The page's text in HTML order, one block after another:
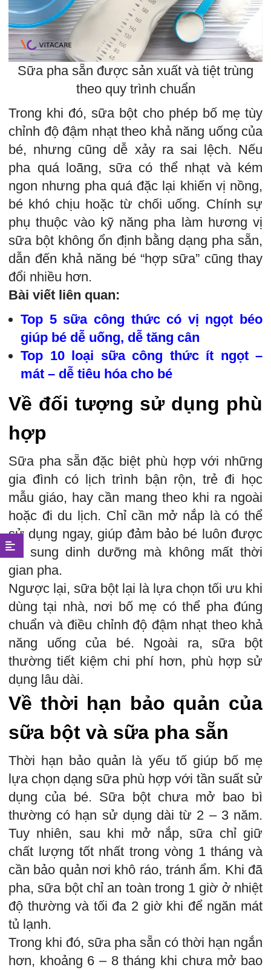
Sữa pha sẵn được sản xuất và tiệt trùng
theo quy trình chuẩn
Trong khi đó, sữa bột cho phép bố mẹ tùy
chỉnh độ đậm nhạt theo khả năng uống của
bé, nhưng cũng dễ xảy ra sai lệch. Nếu
pha quá loãng, sữa có thể nhạt và kém
ngon nhưng pha quá đặc lại khiến vị nồng,
bé khó chịu hoặc từ chối uống. Chính sự
phụ thuộc vào kỹ năng pha làm hương vị
sữa bột không ổn định bằng dạng pha sẵn,
dẫn đến khả năng bé “hợp sữa” cũng thay
đổi nhiều hơn.
Bài viết liên quan:
Top 5 sữa công thức có vị ngọt béo
giúp bé dễ uống, dễ tăng cân
Top 10 loại sữa công thức ít ngọt –
mát – dễ tiêu hóa cho bé
Về đối tượng sử dụng phù
hợp
Sữa pha sẵn đặc biệt phù hợp với những
gia đình có lịch trình bận rộn, trẻ đi học
mẫu giáo, hay cần mang theo khi ra ngoài
hoặc đi du lịch. Chỉ cần mở nắp là có thể
sử dụng ngay, giúp đảm bảo bé luôn được
bổ sung dinh dưỡng mà không mất thời
gian pha.
Ngược lại, sữa bột lại là lựa chọn tối ưu khi
dùng tại nhà, nơi bố mẹ có thể pha đúng
chuẩn và điều chỉnh độ đậm nhạt theo khả
năng uống của bé. Ngoài ra, sữa bột
thường tiết kiệm chi phí hơn, phù hợp sử
dụng lâu dài.
Về thời hạn bảo quản của
sữa bột và sữa pha sẵn
Thời hạn bảo quản là yếu tố giúp bố mẹ
lựa chọn dạng sữa phù hợp với tần suất sử
dụng của bé. Sữa bột chưa mở bao bì
thường có hạn sử dụng dài từ 2 – 3 năm.
Tuy nhiên, sau khi mở nắp, sữa chỉ giữ
chất lượng tốt nhất trong vòng 1 tháng và
cần bảo quản nơi khô ráo, tránh ẩm. Khi đã
pha, sữa bột chỉ an toàn trong 1 giờ ở nhiệt
độ thường và tối đa 2 giờ khi để ngăn mát
tủ lạnh.
Trong khi đó, sữa pha sẵn có thời hạn ngắn
hơn, khoảng 6 – 8 tháng khi chưa mở bao